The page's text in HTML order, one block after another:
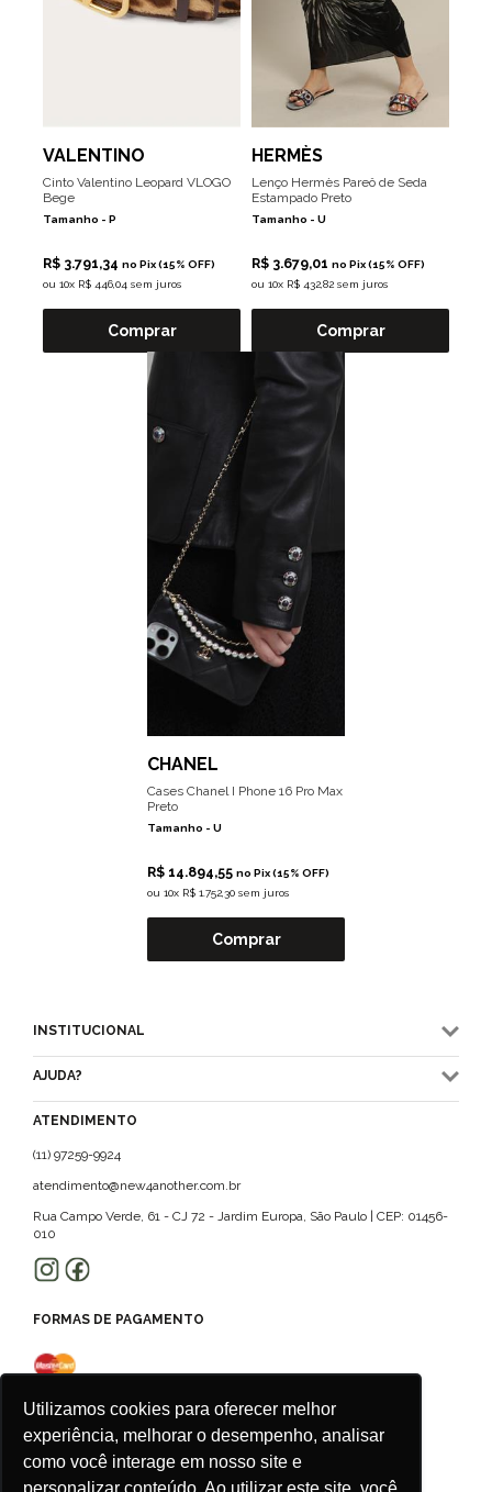
Utilizamos cookies para oferecer melhor
experiência, melhorar o desempenho, analisar
como você interage em nosso site e
VALENTINO
Cinto Valentino Leopard VLOGO
Bege
Tamanho - P
R$ 3.791,34 no Pix (15% OFF)
ou 10x R$ 446,04 sem juros
Comprar
HERMÈS
Lenço Hermès Pareô de Seda
Estampado Preto
Tamanho - U
R$ 3.679,01 no Pix (15% OFF)
ou 10x R$ 432,82 sem juros
Comprar
CHANEL
Cases Chanel I Phone 16 Pro Max
Preto
Tamanho - U
R$ 14.894,55 no Pix (15% OFF)
ou 10x R$ 1.752,30 sem juros
Comprar
INSTITUCIONAL
AJUDA?
ATENDIMENTO
(11) 97259-9924
atendimento@new4another.com.br
Rua Campo Verde, 61 - CJ 72 - Jardim Europa, São Paulo | CEP: 01456-
010
FORMAS DE PAGAMENTO